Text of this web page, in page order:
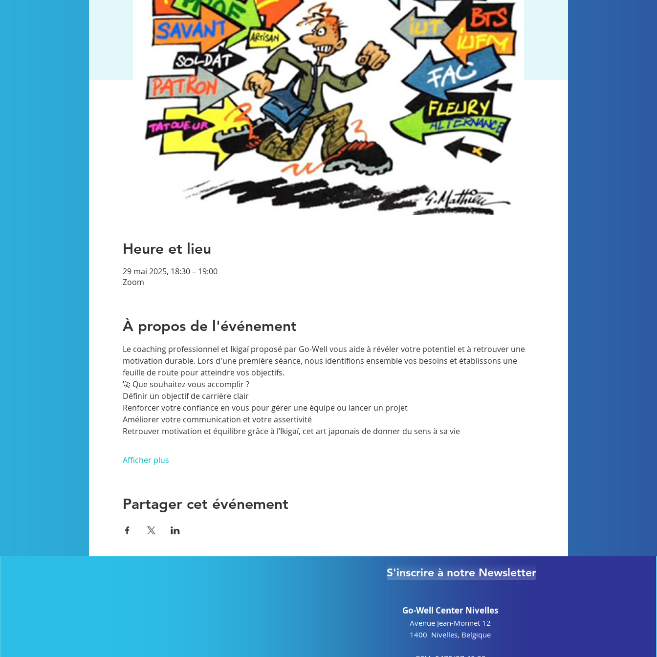
Heure et lieu
29 mai 2025, 18:30 – 19:00
Zoom
À propos de l'événement
Le coaching professionnel et Ikigaï proposé par Go-Well vous aide à révéler votre potentiel et à retrouver une
motivation durable. Lors d'une première séance, nous identifions ensemble vos besoins et établissons une
feuille de route pour atteindre vos objectifs.
🚀 Que souhaitez-vous accomplir ?
Définir un objectif de carrière clair
Renforcer votre confiance en vous pour gérer une équipe ou lancer un projet
Améliorer votre communication et votre assertivité
Retrouver motivation et équilibre grâce à l’Ikigaï, cet art japonais de donner du sens à sa vie
Afficher plus
Partager cet événement
S'inscrire à notre Newsletter
Go-Well Center Nivelles
Avenue Jean-Monnet 12
1400 Nivelles, Belgique